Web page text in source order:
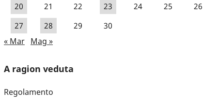
20
21 22 23 24 25
26
27
28 29
30
« Mar Mag »
A ragion veduta
Regolamento